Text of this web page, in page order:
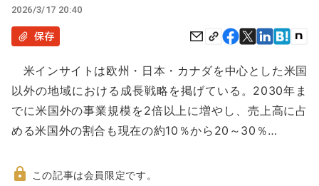
ツ
に
動
2026/3/17 20:40
保存
米インサイトは欧州・日本・カナダを中心とした米国
以外の地域における成長戦略を掲げている。2030年ま
でに米国外の事業規模を2倍以上に増やし、売上高に占
める米国外の割合も現在の約10％から20～30％…
この記事は会員限定です。